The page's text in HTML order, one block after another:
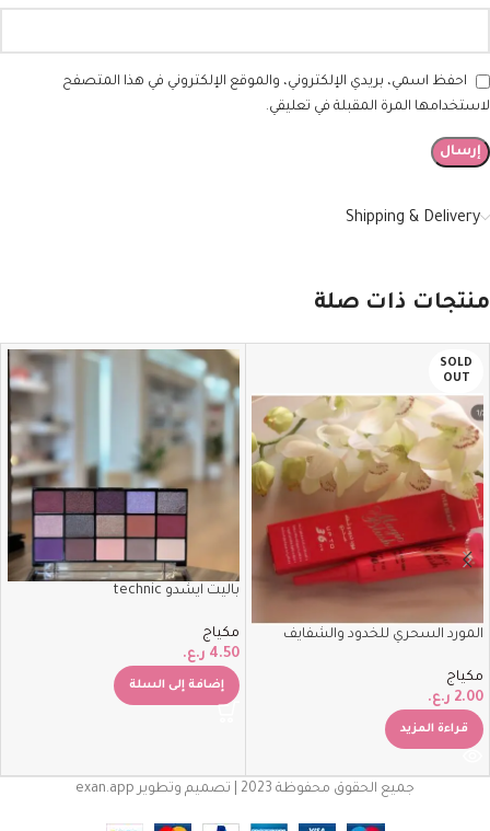
احفظ اسمي، بريدي الإلكتروني، والموقع الإلكتروني في هذا المتصفح
لاستخدامها المرة المقبلة في تعليقي.
Shipping & Delivery
منتجات ذات صلة
SOLD
OUT
المورد السحري للخدود والشفايف
مكياج
2.00 ر.ع.
قراءة المزيد
باليت ايشدو technic
مكياج
4.50 ر.ع.
إضافة إلى السلة
جميع الحقوق محفوظة 2023 | تصميم وتطوير exan.app